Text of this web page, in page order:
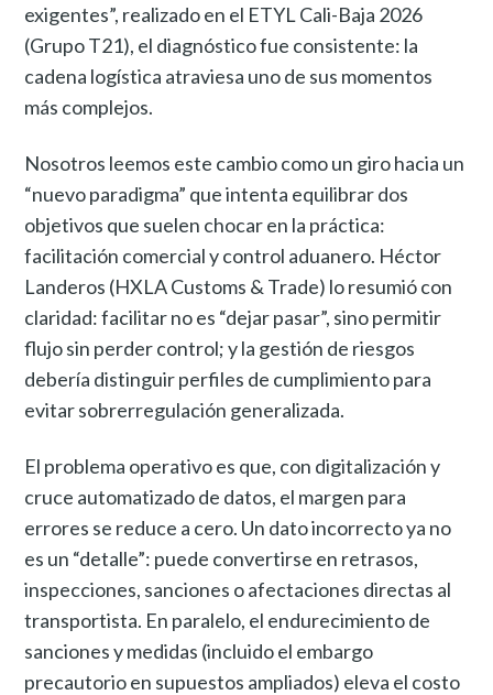
exigentes”, realizado en el ETYL Cali-Baja 2026
(Grupo T21), el diagnóstico fue consistente: la
cadena logística atraviesa uno de sus momentos
más complejos.
Nosotros leemos este cambio como un giro hacia un
“nuevo paradigma” que intenta equilibrar dos
objetivos que suelen chocar en la práctica:
facilitación comercial y control aduanero. Héctor
Landeros (HXLA Customs & Trade) lo resumió con
claridad: facilitar no es “dejar pasar”, sino permitir
flujo sin perder control; y la gestión de riesgos
debería distinguir perfiles de cumplimiento para
evitar sobrerregulación generalizada.
El problema operativo es que, con digitalización y
cruce automatizado de datos, el margen para
errores se reduce a cero. Un dato incorrecto ya no
es un “detalle”: puede convertirse en retrasos,
inspecciones, sanciones o afectaciones directas al
transportista. En paralelo, el endurecimiento de
sanciones y medidas (incluido el embargo
precautorio en supuestos ampliados) eleva el costo